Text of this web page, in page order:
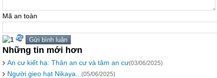
Mã an toàn
Những tin mới hơn
An cư kiết hạ: Thân an cư và tâm an cư(03/06/2025)
Người gieo hạt Nikaya... (05/06/2025)